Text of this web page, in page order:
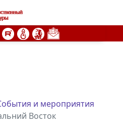
и мероприятия
Восток